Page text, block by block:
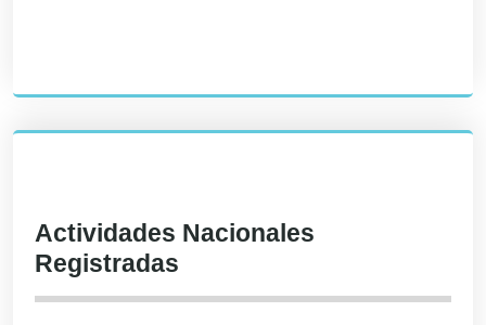
Actividades Nacionales
Registradas